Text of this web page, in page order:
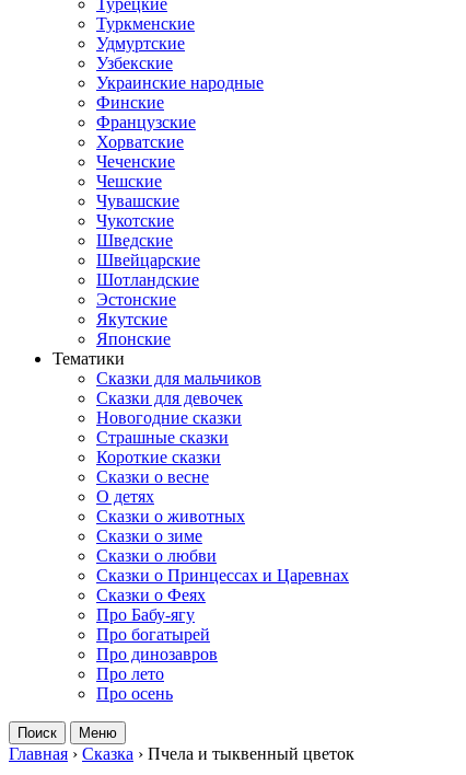
Турецкие
Туркменские
Удмуртские
Узбекские
Украинские народные
Финские
Французские
Хорватские
Чеченские
Чешские
Чувашские
Чукотские
Шведские
Швейцарские
Шотландские
Эстонские
Якутские
Японские
Тематики
Сказки для мальчиков
Сказки для девочек
Новогодние сказки
Страшные сказки
Короткие сказки
Сказки о весне
О детях
Сказки о животных
Сказки о зиме
Сказки о любви
Сказки о Принцессах и Царевнах
Сказки о Феях
Про Бабу-ягу
Про богатырей
Про динозавров
Про лето
Про осень
Поиск Меню
Главная › Сказка › Пчела и тыквенный цветок